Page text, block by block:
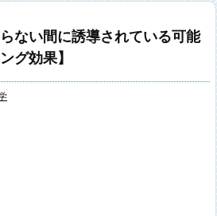
ない間に誘導されている可能
グ効果】